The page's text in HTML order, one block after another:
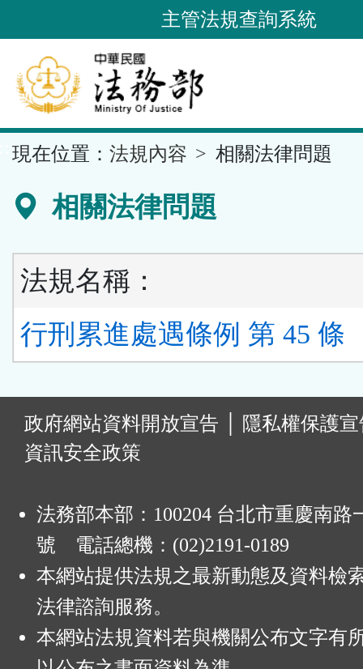
到
要
內
容
區
主管法規查詢系統
現在位置： 法規內容 相關法律問題
相關法律問題
法規名稱：
行刑累進處遇條例 第 45 條
政府網站資料開放宣告
隱私權保護
資訊安全政策
法務部本部：100204 台北市重慶南路
號 電話總機：(02)2191-0189
本網站提供法規之最新動態及資料檢
法律諮詢服務。
本網站法規資料若與機關公布文字有